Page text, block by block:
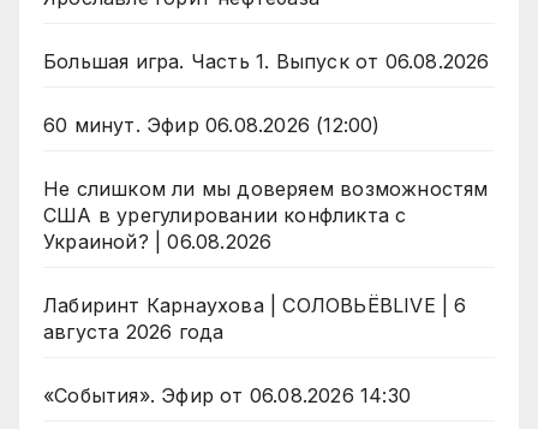
Большая игра. Часть 1. Выпуск от 06.08.2026
60 минут. Эфир 06.08.2026 (12:00)
Не слишком ли мы доверяем возможностям
США в урегулировании конфликта с
Украиной? | 06.08.2026
Лабиринт Карнаухова | СОЛОВЬЁВLIVE | 6
августа 2026 года
«События». Эфир от 06.08.2026 14:30